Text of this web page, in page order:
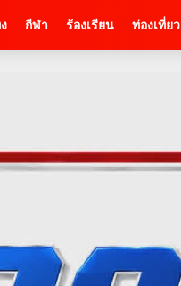
กีฬา ร้องเรียน ท่องเที่ยว